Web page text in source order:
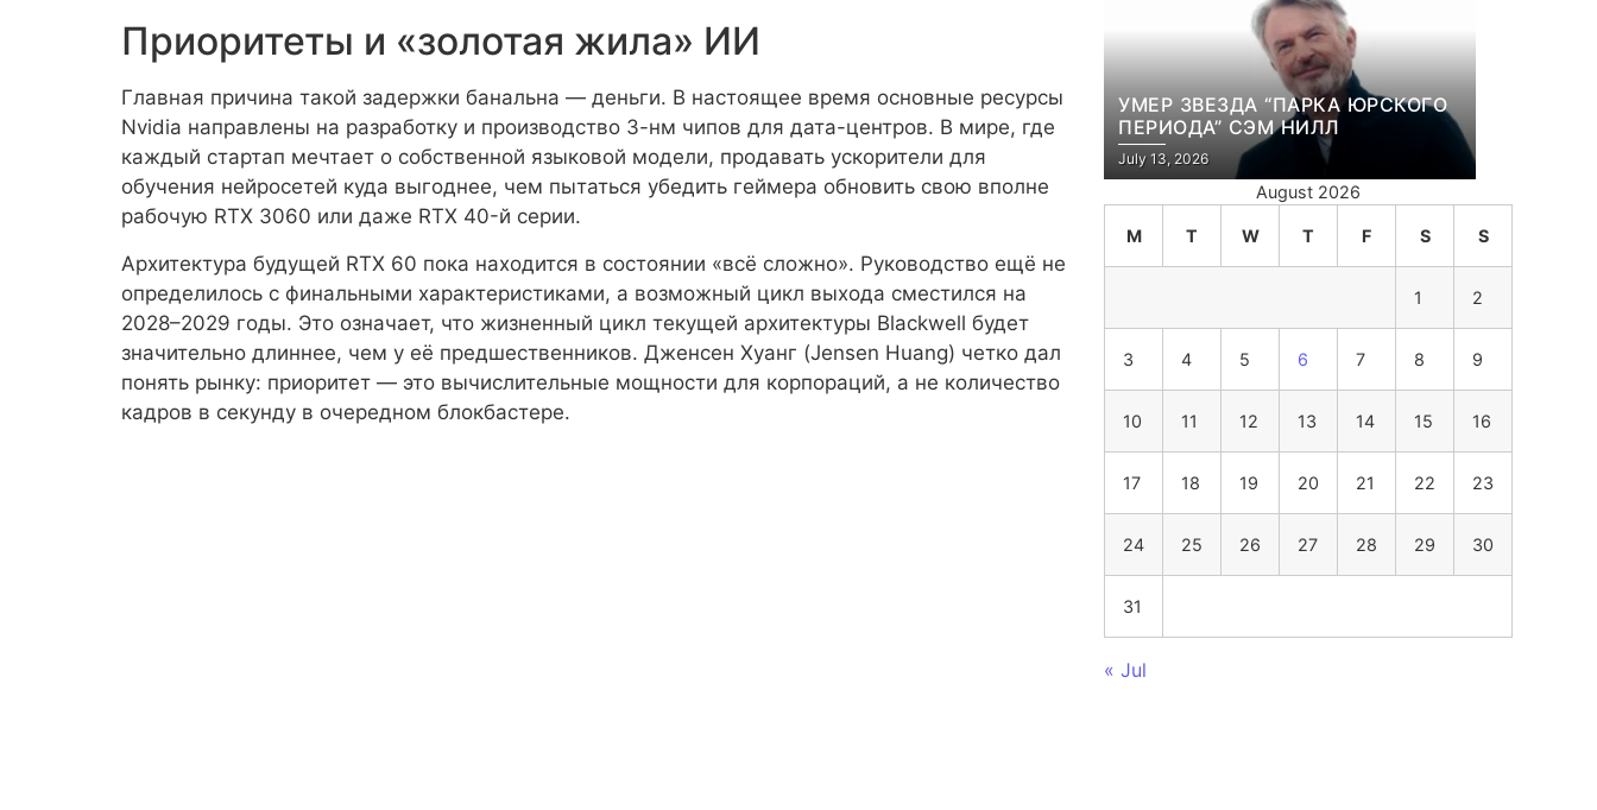
Приоритеты и «золотая жила» ИИ
Главная причина такой задержки банальна — деньги. В настоящее время основные ресурсы
Nvidia направлены на разработку и производство 3-нм чипов для дата-центров. В мире, где
каждый стартап мечтает о собственной языковой модели, продавать ускорители для
обучения нейросетей куда выгоднее, чем пытаться убедить геймера обновить свою вполне
рабочую RTX 3060 или даже RTX 40-й серии.
Архитектура будущей RTX 60 пока находится в состоянии «всё сложно». Руководство ещё не
определилось с финальными характеристиками, а возможный цикл выхода сместился на
2028–2029 годы. Это означает, что жизненный цикл текущей архитектуры Blackwell будет
значительно длиннее, чем у её предшественников. Дженсен Хуанг (Jensen Huang) четко дал
понять рынку: приоритет — это вычислительные мощности для корпораций, а не количество
кадров в секунду в очередном блокбастере.
УМЕР ЗВЕЗДА “ПАРКА ЮРСКОГО
ПЕРИОДА” СЭМ НИЛЛ
July 13, 2026
August 2026
M T W T F S S
1 2
3 4 5 6 7 8 9
10 11 12 13 14 15 16
17 18 19 20 21 22 23
24 25 26 27 28 29 30
31
« Jul